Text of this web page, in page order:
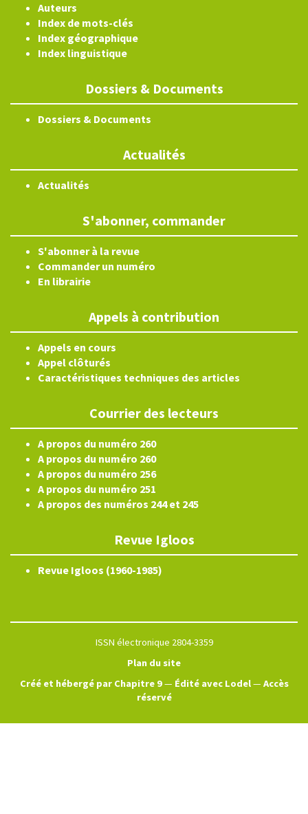
Auteurs
Index de mots-clés
Index géographique
Index linguistique
Dossiers & Documents
Dossiers & Documents
Actualités
Actualités
S'abonner, commander
S'abonner à la revue
Commander un numéro
En librairie
Appels à contribution
Appels en cours
Appel clôturés
Caractéristiques techniques des articles
Courrier des lecteurs
A propos du numéro 260
A propos du numéro 260
A propos du numéro 256
A propos du numéro 251
A propos des numéros 244 et 245
Revue Igloos
Revue Igloos (1960-1985)
ISSN électronique 2804-3359
Plan du site
Créé et hébergé par Chapitre 9— Édité avec Lodel— Accès
réservé